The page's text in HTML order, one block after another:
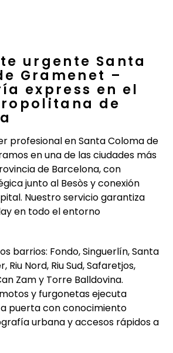
urgente Santa
Gramenet –
express en el
de
profesional en Santa Coloma de
en una de las ciudades más
de Barcelona, con
junto al Besòs y conexión
Nuestro servicio garantiza
en todo el entorno
barrios: Fondo, Singuerlín, Santa
Riu Nord, Riu Sud, Safaretjos,
Zam y Torre Balldovina.
y furgonetas ejecuta
puerta con conocimiento
urbana y accesos rápidos a